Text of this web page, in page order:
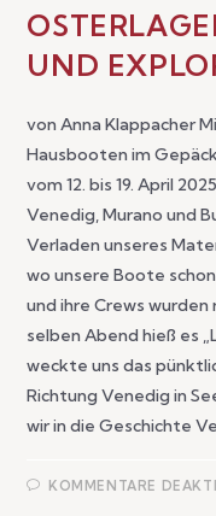
UND
von Anna Klappacher
Hausbooten im
vom 12. bis 19. April
Venedig, Murano und
Verladen unseres
wo unsere Boote
und ihre Crews wurden
selben Abend hieß es
weckte uns das
Richtung Venedig in
wir in die Geschichte
KOMMENTARE